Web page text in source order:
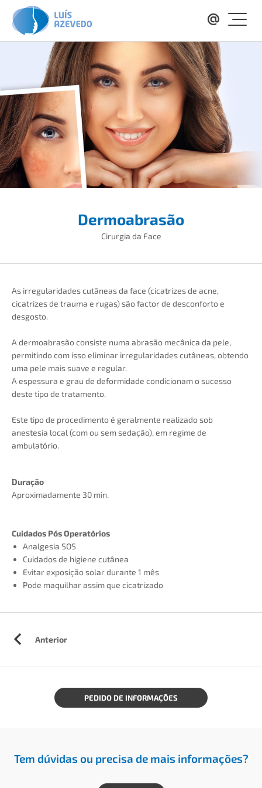
Dermoabrasão
Cirurgia da Face
As irregularidades cutâneas da face (cicatrizes de acne,
cicatrizes de trauma e rugas) são factor de desconforto e
desgosto.
A dermoabrasão consiste numa abrasão mecânica da pele,
permitindo com isso eliminar irregularidades cutâneas, obtendo
uma pele mais suave e regular.
A espessura e grau de deformidade condicionam o sucesso
deste tipo de tratamento.
Este tipo de procedimento é geralmente realizado sob
anestesia local (com ou sem sedação), em regime de
ambulatório.
Duração
Aproximadamente 30 min.
Cuidados Pós Operatórios
Analgesia SOS
Cuidados de higiene cutânea
Evitar exposição solar durante 1 mês
Pode maquilhar assim que cicatrizado
Anterior
PEDIDO DE INFORMAÇÕES
Tem dúvidas ou precisa de mais informações?